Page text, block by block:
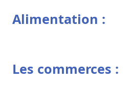
Alimentation :
Les commerces :